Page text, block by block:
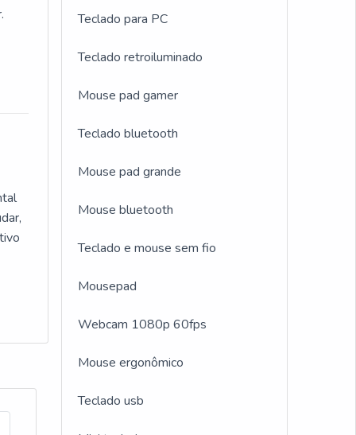
e
o
Teclado para PC
Teclado retroiluminado
Mouse pad gamer
Teclado bluetooth
Mouse pad grande
Mouse bluetooth
Teclado e mouse sem fio
Mousepad
Webcam 1080p 60fps
Mouse ergonômico
Teclado usb